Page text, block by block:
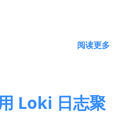
阅读更多
Loki 日志聚